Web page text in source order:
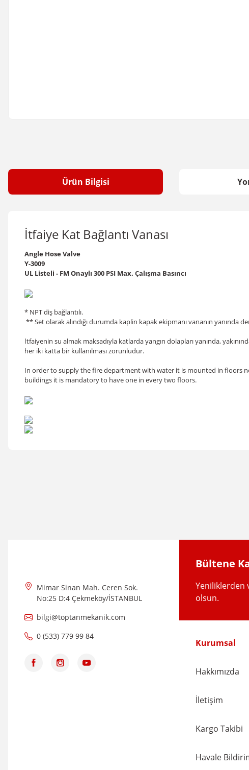
Ürün Bilgisi
İtfaiye Kat Bağlantı Vanası
Angle Hose Valve
Y-3009
UL Listeli - FM Onaylı 300 PSI Max. Çalışma Basıncı
* NPT diş bağlantılı.
** Set olarak alındığı durumda kaplin kapak ekipmanı vananın yanında
İtfaiyenin su almak maksadıyla katlarda yangın dolapları yanında,
her iki katta bir kullanılması zorunludur.
In order to supply the fire department with water it is mounted in floors
buildings it is mandatory to have one in every two floors.
Mimar Sinan Mah. Ceren Sok.
No:25 D:4 Çekmeköy/İSTANBUL
bilgi@toptanmekanik.com
0 (533) 779 99 84
Bültene
Yeniliklerden
olsun.
Kurumsal
Hakkımızda
İletişim
Kargo Takibi
Havale